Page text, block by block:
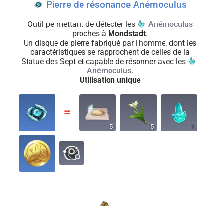
Pierre de résonance Anémoculus
Outil permettant de détecter les
Anémoculus
proches à Mondstadt.
Un disque de pierre fabriqué par l'homme, dont les
caractéristiques se rapprochent de celles de la
Statue des Sept et capable de résonner avec les
Anémoculus.
Utilisation unique
〓
5 5 1